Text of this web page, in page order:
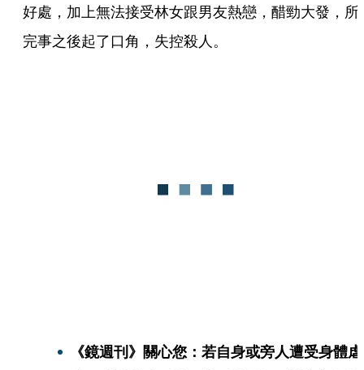
好處，加上無法接受林女跟男友熱戀，醋勁大發，所
完事之後起了口角，失控殺人。
《鏡週刊》關心您：若自身或旁人遭受身體虐